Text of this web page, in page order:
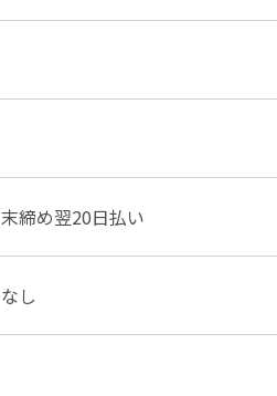
末締め翌20日払い
なし